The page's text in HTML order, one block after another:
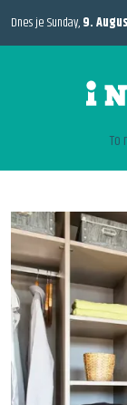
Dnes je Sunday,9.
To